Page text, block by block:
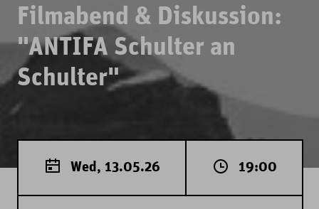
Filmabend & Diskussion:
"ANTIFA Schulter an
Schulter"
Wed, 13.05.26 19:00